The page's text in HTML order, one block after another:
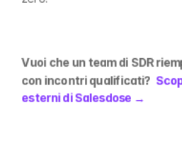
Vuoi che un team di SDR
con incontri qualificati?
esterni di Salesdose →